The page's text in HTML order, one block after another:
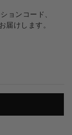
ョンコード、
届けします。